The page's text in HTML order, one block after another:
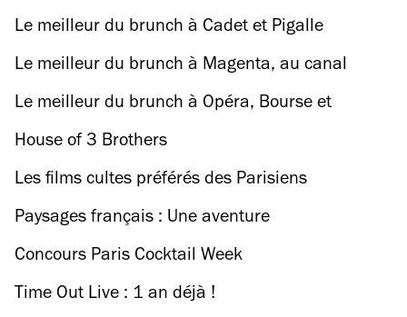
Joffrin et Barbès
Le meilleur du brunch à Cadet et Pigalle
Le meilleur du brunch à Magenta, au canal
Saint-Martin et à la Villette
Le meilleur du brunch à Opéra, Bourse et
Montorgueil
House of 3 Brothers
Les films cultes préférés des Parisiens
Paysages français : Une aventure
photographique, 1984 - 2017
Concours Paris Cocktail Week
Time Out Live : 1 an déjà !